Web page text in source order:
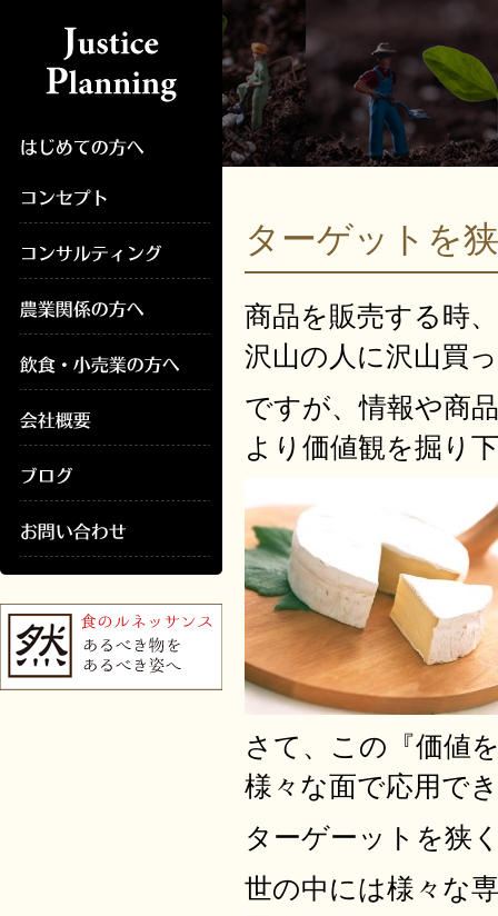
ターゲットを
商品を販売する時
沢山の人に沢山買
ですが、情報や商
より価値観を掘り
さて、この『価値
様々な面で応用で
ターゲーットを狭
世の中には様々な